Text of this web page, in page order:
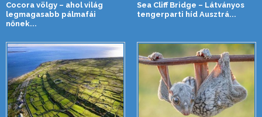
Cocora völgy – ahol világ
legmagasabb pálmafái
nőnek...
Sea Cliff Bridge – Látványos
tengerparti híd Ausztrá...